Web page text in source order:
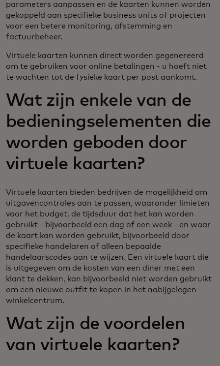
parameters aanpassen en de kaarten kunnen worden
gekoppeld aan specifieke business units of projecten
voor een betere monitoring, afstemming en
factuurbeheer.
Virtuele kaarten kunnen direct worden gegenereerd
om te gebruiken voor online betalingen - u hoeft niet
te wachten tot de fysieke kaart per post aankomt.
Wat zijn enkele van de
bedieningselementen die
worden geboden door
virtuele kaarten?
Virtuele kaarten bieden bedrijven de mogelijkheid om
uitgavencontroles aan te passen, waaronder limieten
voor het budget, de tijdsduur dat het kan worden
gebruikt - bijvoorbeeld een dag of een week - en waar
de kaart kan worden gebruikt, bijvoorbeeld door
specifieke handelaren of alleen bepaalde
handelaarscodes aan te wijzen. Een virtuele kaart die
is uitgegeven om de kosten van een diner met een
klant te dekken, kan bijvoorbeeld niet worden gebruikt
om een nieuwe outfit te kopen in het nabijgelegen
winkelcentrum.
Wat zijn de voordelen
van virtuele kaarten?